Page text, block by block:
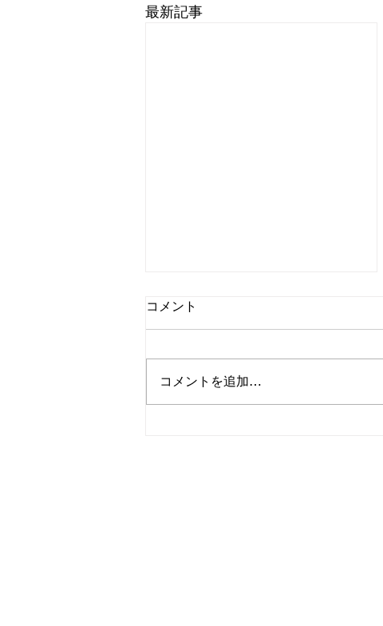
最新記事
コメント
コメントを追加…